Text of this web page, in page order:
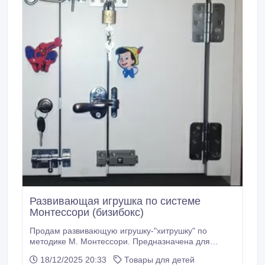
оплате) * 20 000 бонусов за видео-распаковку * –
15% на доп.
Развивающая игрушка по системе
Монтессори (бизибокс)
Продам развивающую игрушку-"хитрушку" по
методике М. Монтессори. Предназначена для
мышления у детей. Игрушка представляет собой
18/12/2025 20:33
Товары для детей